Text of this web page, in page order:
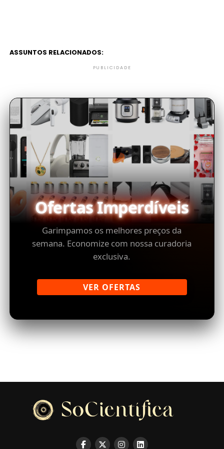
ASSUNTOS RELACIONADOS:
PUBLICIDADE
Ofertas Imperdíveis
Garimpamos os melhores preços da
semana. Economize com nossa curadoria
exclusiva.
VER OFERTAS